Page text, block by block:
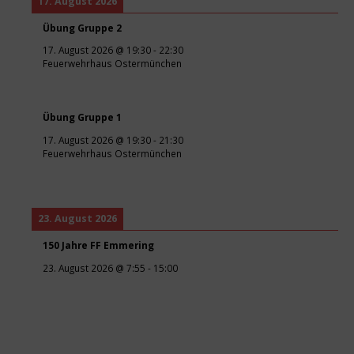
Übung Gruppe 2
17. August 2026 @ 19:30- 22:30
Feuerwehrhaus Ostermünchen
Übung Gruppe 1
17. August 2026 @ 19:30- 21:30
Feuerwehrhaus Ostermünchen
23. August 2026
150 Jahre FF Emmering
23. August 2026 @ 7:55 - 15:00